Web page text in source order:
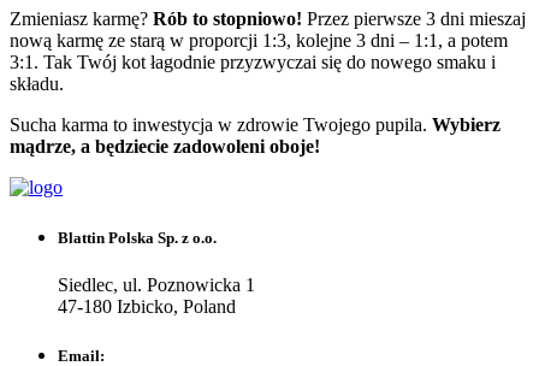
Zmieniasz karmę? Rób to stopniowo! Przez pierwsze 3 dni mieszaj
nową karmę ze starą w proporcji 1:3, kolejne 3 dni – 1:1, a potem
3:1. Tak Twój kot łagodnie przyzwyczai się do nowego smaku i
składu.
Sucha karma to inwestycja w zdrowie Twojego pupila. Wybierz
mądrze, a będziecie zadowoleni oboje!
Blattin Polska Sp. z o.o.
Siedlec, ul. Poznowicka 1
47-180 Izbicko, Poland
Email: